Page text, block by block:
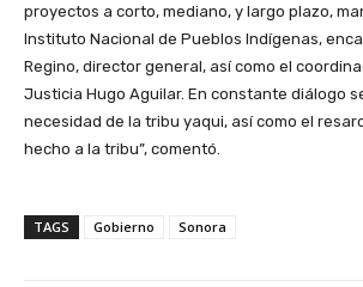
proyectos a corto, mediano, y largo plazo,
Instituto Nacional de Pueblos Indígenas,
Regino, director general, así como el
Justicia Hugo Aguilar. En constante diálogo
necesidad de la tribu yaqui, así como el
hecho a la tribu”, comentó.
TAGS Gobierno Sonora